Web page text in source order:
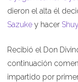
dieron el alta él
Sazuke y hacer
Recibió el Don
continuación
impartido por